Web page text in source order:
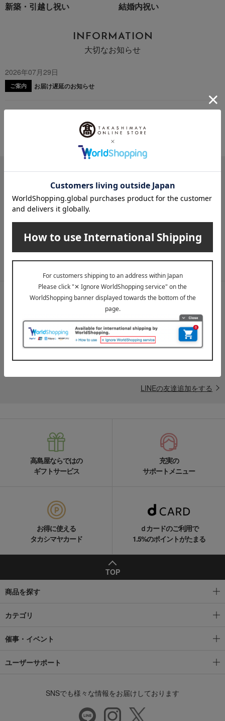
新築・引越し祝い 結婚内祝い
INFORMATION
大切なお知らせ
2026年07月29日
ご案内 お届け遅延のお知らせ
2025年10月03日
『お届け先のご住所』ご確認のお願い
メールマガジン
送料無料クーポンやキャンペーン、新着・SALE・おすすめ商品な
ど、「高島屋オンラインストア」のお得＆うれしい情報をお届けい
たします。
LINE公式アカウント
高島屋オンラインストアLINE公式アカウントでは百貨店ならではの
LINEの友達追加をする
高島屋ならではの
ギフトサービス
充実の
サポートメニュー
お得に使える
タカシマヤカード
ｄカードのご利用で
1.5%のポイントがたまる
TOP
商品を探す
カテゴリ
催事・イベント
ユーザーサポート
SNSでも様々な情報をお届けしております